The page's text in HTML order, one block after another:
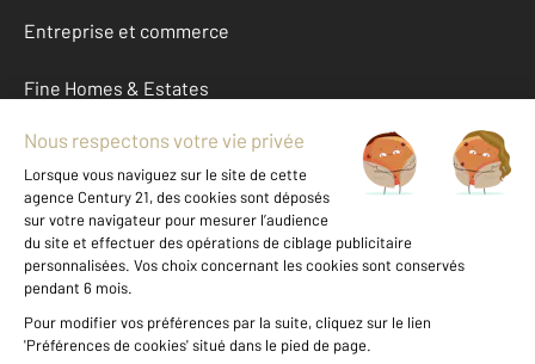
Entreprise et commerce
Fine Homes & Estates
À propos
International
Nous contacter